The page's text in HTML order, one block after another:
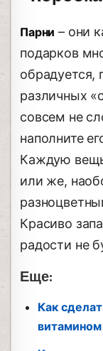
Парни – они
подарков
обрадуется,
различных
совсем не
наполните
Каждую
или же,
Красиво
радости не
Еще:
Как